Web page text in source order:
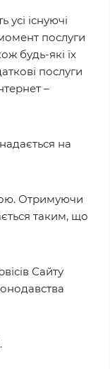
усі існуючі
послуги
будь-які їх
послуги
–
на
Отримуючи
таким, що
Сайту